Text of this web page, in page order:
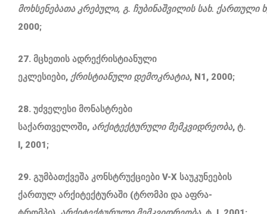
მოხსენებათა კრებული, გ. ჩუბინაშვილის სახ. ქართული
2000;
27. მცხეთის ადრექრისტიანული
ეკლესიები, ქრისტიანული დემოკრატია, N1, 2000;
28. უძველესი მონასტრები
საქართველოში, არქიტექტურული მემკვიდრეობა, ტ.
I, 2001;
29. გუმბათქვეშა კონსტრუქციები V-X საუკუნეების
ქართულ არქიტექტურაში (ტრომპი და აფრა-